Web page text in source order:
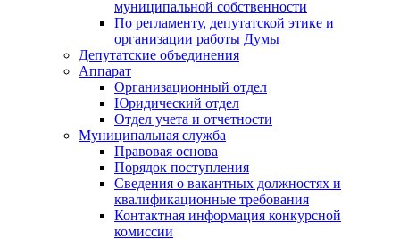
муниципальной собственности
По регламенту, депутатской этике и
организации работы Думы
Депутатские объединения
Аппарат
Организационный отдел
Юридический отдел
Отдел учета и отчетности
Муниципальная служба
Правовая основа
Порядок поступления
Сведения о вакантных должностях и
квалификационные требования
Контактная информация конкурсной
комиссии